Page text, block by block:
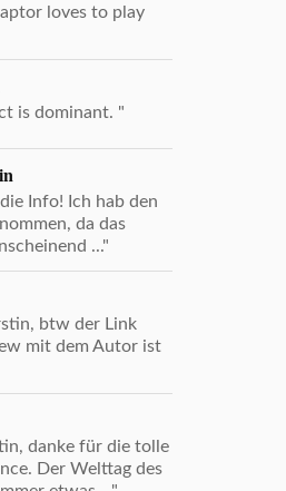
loves to play
is dominant. "
Info! Ich hab den
da das
..."
btw der Link
mit dem Autor ist
danke für die tolle
Der Welttag des